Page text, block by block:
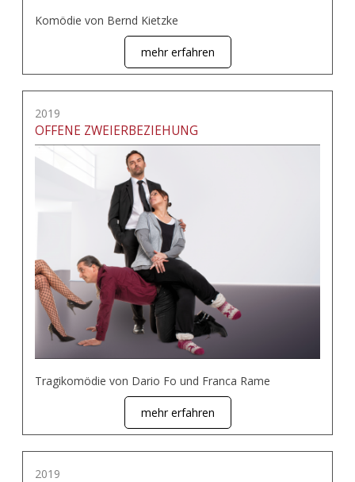
Komödie von Bernd Kietzke
mehr erfahren
2019
OFFENE ZWEIERBEZIEHUNG
Tragikomödie von Dario Fo und Franca Rame
mehr erfahren
2019